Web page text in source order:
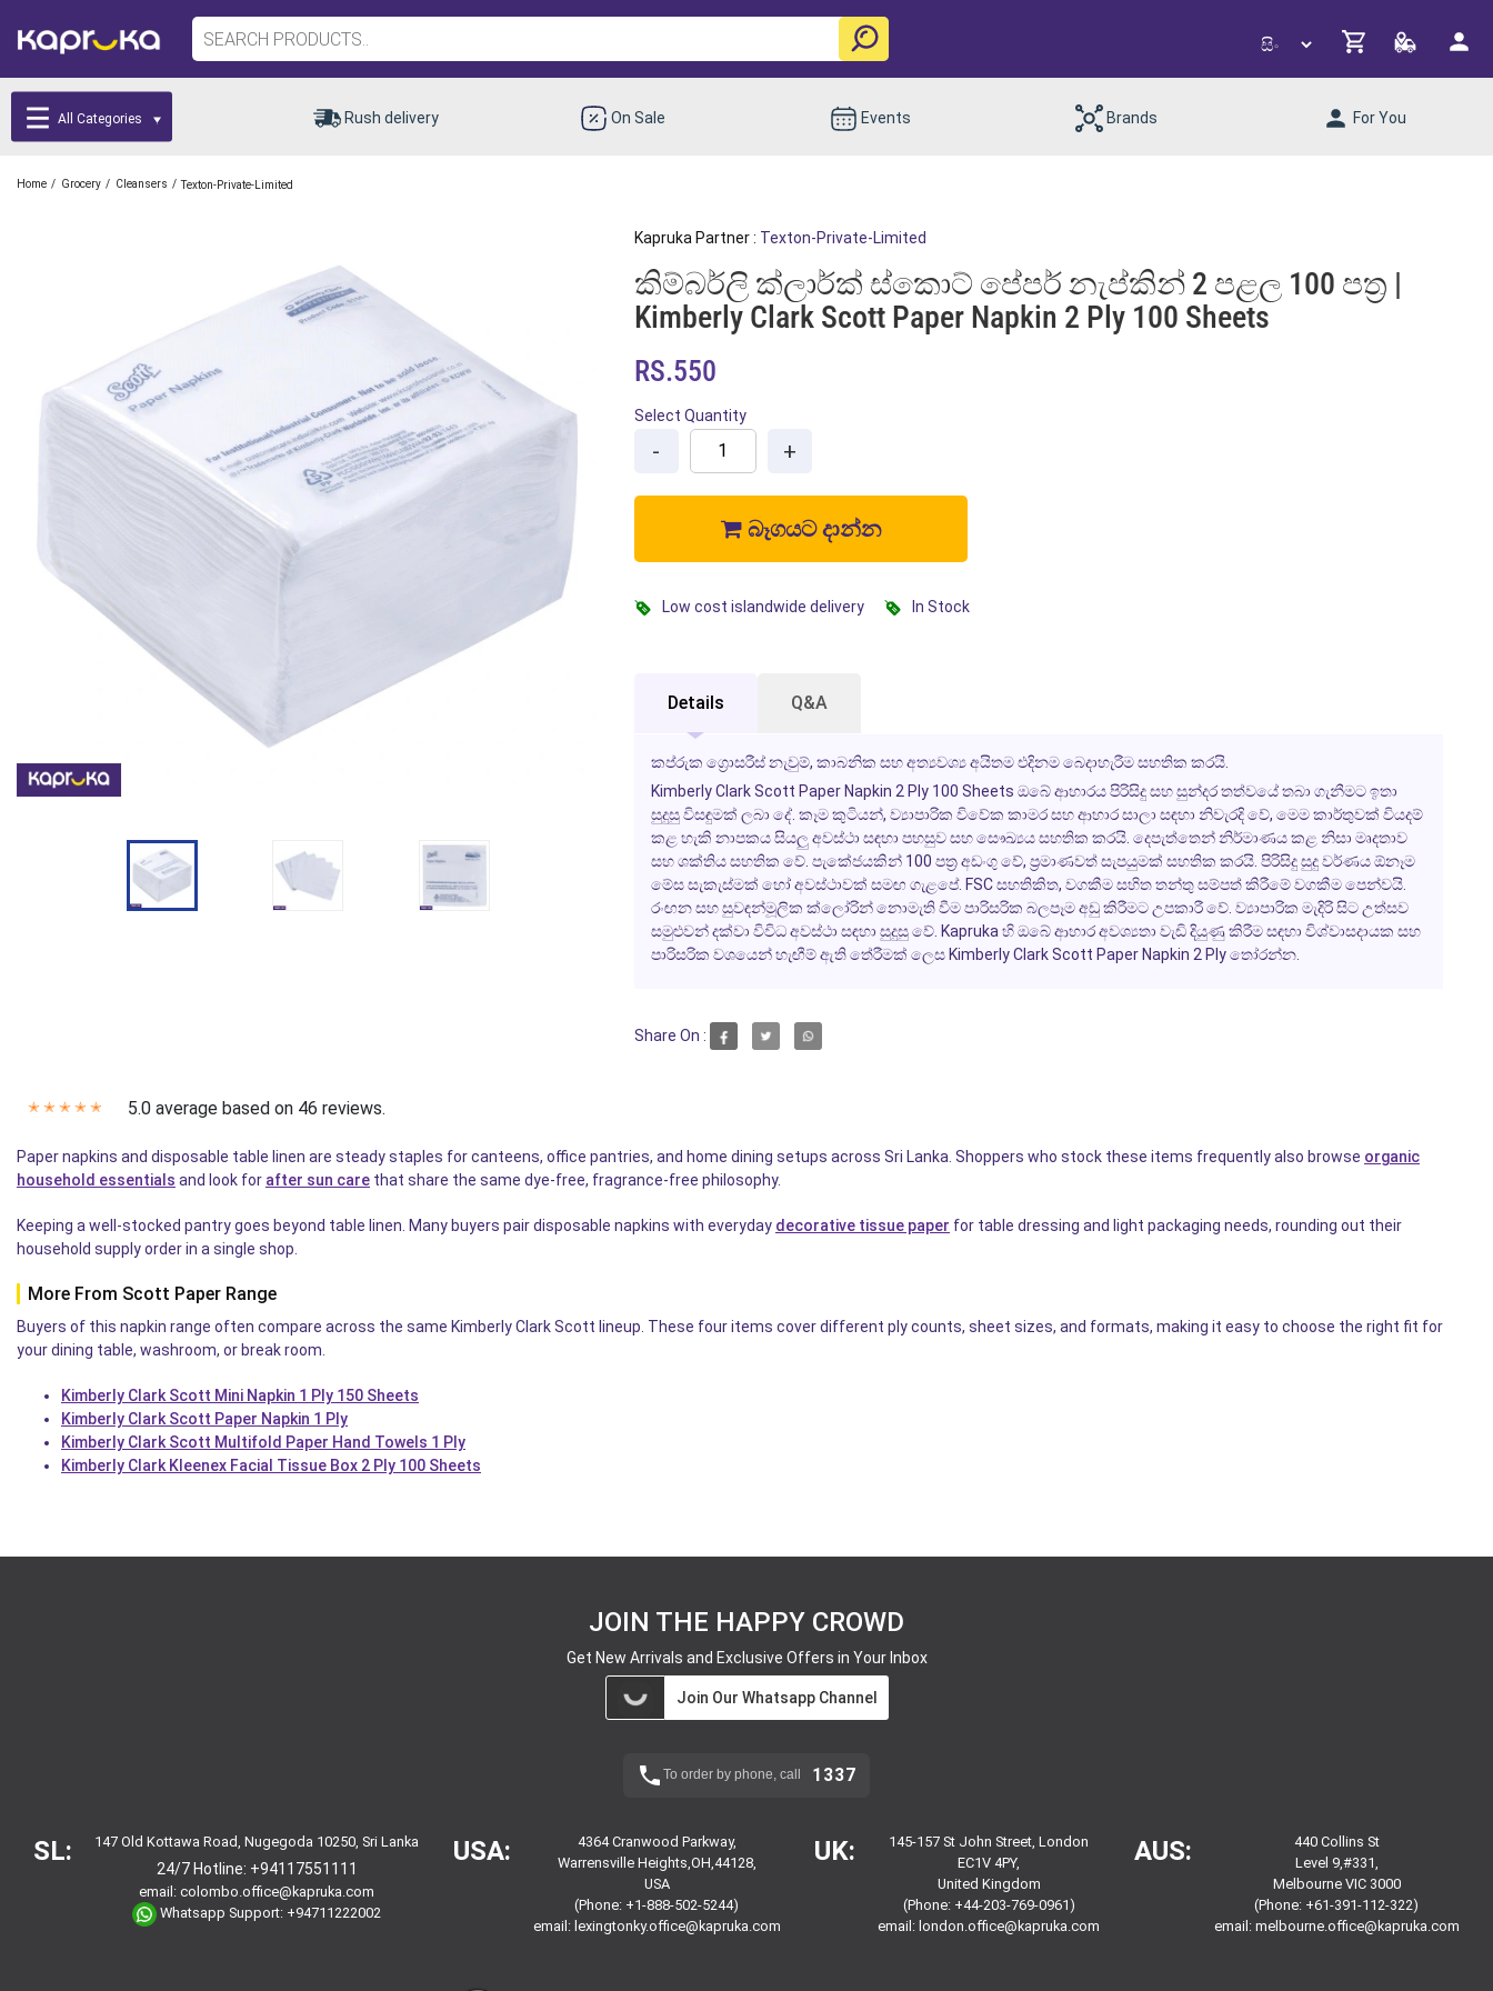
All Categories Rush delivery On Sale Events Brands For You
Home / Grocery / Cleansers / Texton-Private-Limited
Kapruka Partner : Texton-Private-Limited
කිම්බර්ලි ක්ලාර්ක් ස්කොට් පේපර් නැප්කින් 2 පළල 100 පත්‍ර |
Kimberly Clark Scott Paper Napkin 2 Ply 100 Sheets
RS.550
Select Quantity
- +
බෑගයට දාන්න
Low cost islandwide delivery In Stock
Details Q&A
කප්රුක ග්‍රොසරීස් නැවුම්, කාබනික සහ අත්‍යවශ්‍ය අයිතම එදිනම බෙදාහැරීම සහතික කරයි.
Kimberly Clark Scott Paper Napkin 2 Ply 100 Sheets ඔබේ ආහාරය පිරිසිදු සහ සුන්දර තත්වයේ තබා ගැනීමට ඉතා
සුදුසු විසඳුමක් ලබා දේ. කෑම කුටියන්, ව්‍යාපාරික විවේක කාමර සහ ආහාර සාලා සඳහා නිවැරදි වේ, මෙම කාර්තුවක් වියදම්
කළ හැකි නාපකය සියලු අවස්ථා සඳහා පහසුව සහ සෞඛ්‍යය සහතික කරයි. දෙපැත්තෙන් නිර්මාණයකළ නිසා මෘදතාව
සහ ශක්තිය සහතික වේ. පැකේජයකින් 100 පත්‍ර අඩංගු වේ, ප්‍රමාණවත් සැපයුමක් සහතික කරයි. පිරිසිදු සුදුවර්ණය ඕනෑම
මේස සැකැස්මක් හෝ අවස්ථාවක් සමඟ ගැළපේ. FSC සහතිකිත, වගකීම සහිත තන්තු සම්පත් කිරීමේ වගකීම පෙන්වයි.
රංඟන සහ සුවඳන්මූලික ක්ලෝරින් නොමැතිවීම පාරිසරික බලපෑම අඩු කිරීමට උපකාරී වේ. ව්‍යාපාරික මැදිරි සිට උත්සව
සමුළුවන් දක්වා විවිධ අවස්ථා සඳහා සුදුසු වේ. Kapruka හි ඔබේ ආහාර අවශ්‍යතා වැඩි දියුණු කිරීම සඳහා විශ්වාසදායක සහ
පාරිසරික වශයෙන් හැඟීම් ඇති තේරීමක් ලෙස Kimberly Clark Scott Paper Napkin 2 Plyතෝරන්න.
Share On :
✭ ✭ ✭ ✭ ✭ 5.0 average based on 46 reviews.
Paper napkins and disposable table linen are steady staples for canteens, office pantries, and home dining setups across Sri Lanka. Shoppers who stock these items frequently also browse organic
household essentials and look for after sun care that share the same dye-free, fragrance-free philosophy.
Keeping a well-stocked pantry goes beyond table linen. Many buyers pair disposable napkins with everyday decorative tissue paper for table dressing and light packaging needs, rounding out their
household supply order in a single shop.
More From Scott Paper Range
Buyers of this napkin range often compare across the same Kimberly Clark Scott lineup. These four items cover different ply counts, sheet sizes, and formats, making it easy to choose the right fit for
your dining table, washroom, or break room.
Kimberly Clark Scott Mini Napkin 1 Ply 150 Sheets
Kimberly Clark Scott Paper Napkin 1 Ply
Kimberly Clark Scott Multifold Paper Hand Towels 1 Ply
Kimberly Clark Kleenex Facial Tissue Box 2 Ply 100 Sheets
JOIN THE HAPPY CROWD
Get New Arrivals and Exclusive Offers in Your Inbox
Join Our Whatsapp Channel
To order by phone, call 1337
SL: 147 Old Kottawa Road, Nugegoda 10250, Sri Lanka
24/7 Hotline: +94117551111
email:colombo.office@kapruka.com
Whatsapp Support: +94711222002
USA:
4364 Cranwood Parkway,
Warrensville Heights,OH,44128,
USA
(Phone: +1-888-502-5244)
email: lexingtonky.office@kapruka.com
UK:
145-157 St John Street, London
EC1V 4PY,
United Kingdom
(Phone: +44-203-769-0961)
email: london.office@kapruka.com
AUS:
440 Collins St
Level 9,#331,
Melbourne VIC 3000
(Phone: +61-391-112-322)
email: melbourne.office@kapruka.com